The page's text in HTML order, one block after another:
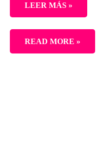
LEER MÁS »
UNA
HITE
READ MORE »